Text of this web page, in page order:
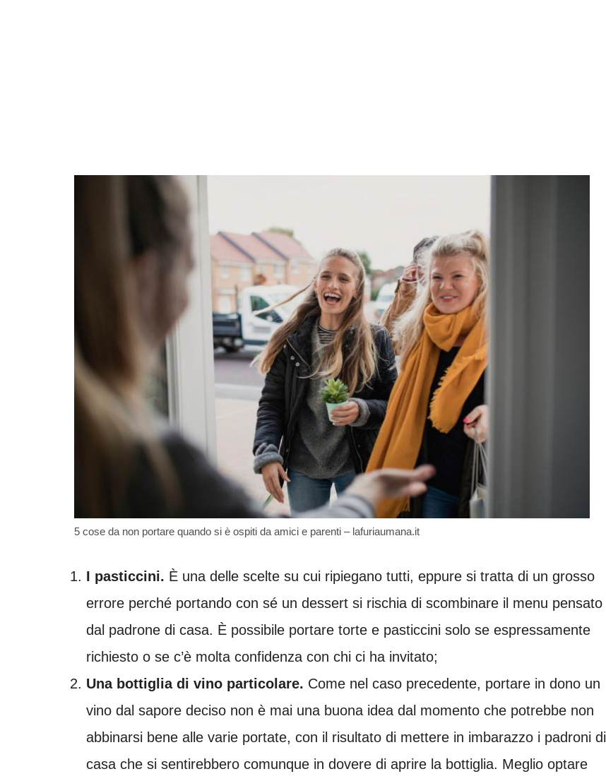
5 cose da non portare quando si è ospiti da amici e parenti – lafuriaumana.it
I pasticcini. È una delle scelte su cui ripiegano tutti, eppure si tratta di un grosso
errore perché portando con sé un dessert si rischia di scombinare il menu pensato
dal padrone di casa. È possibile portare torte e pasticcini solo se espressamente
richiesto o se c’è molta confidenza con chi ci ha invitato;
Una bottiglia di vino particolare. Come nel caso precedente, portare in dono un
vino dal sapore deciso non è mai una buona idea dal momento che potrebbe non
abbinarsi bene alle varie portate, con il risultato di mettere in imbarazzo i padroni di
casa che si sentirebbero comunque in dovere di aprire la bottiglia. Meglio optare